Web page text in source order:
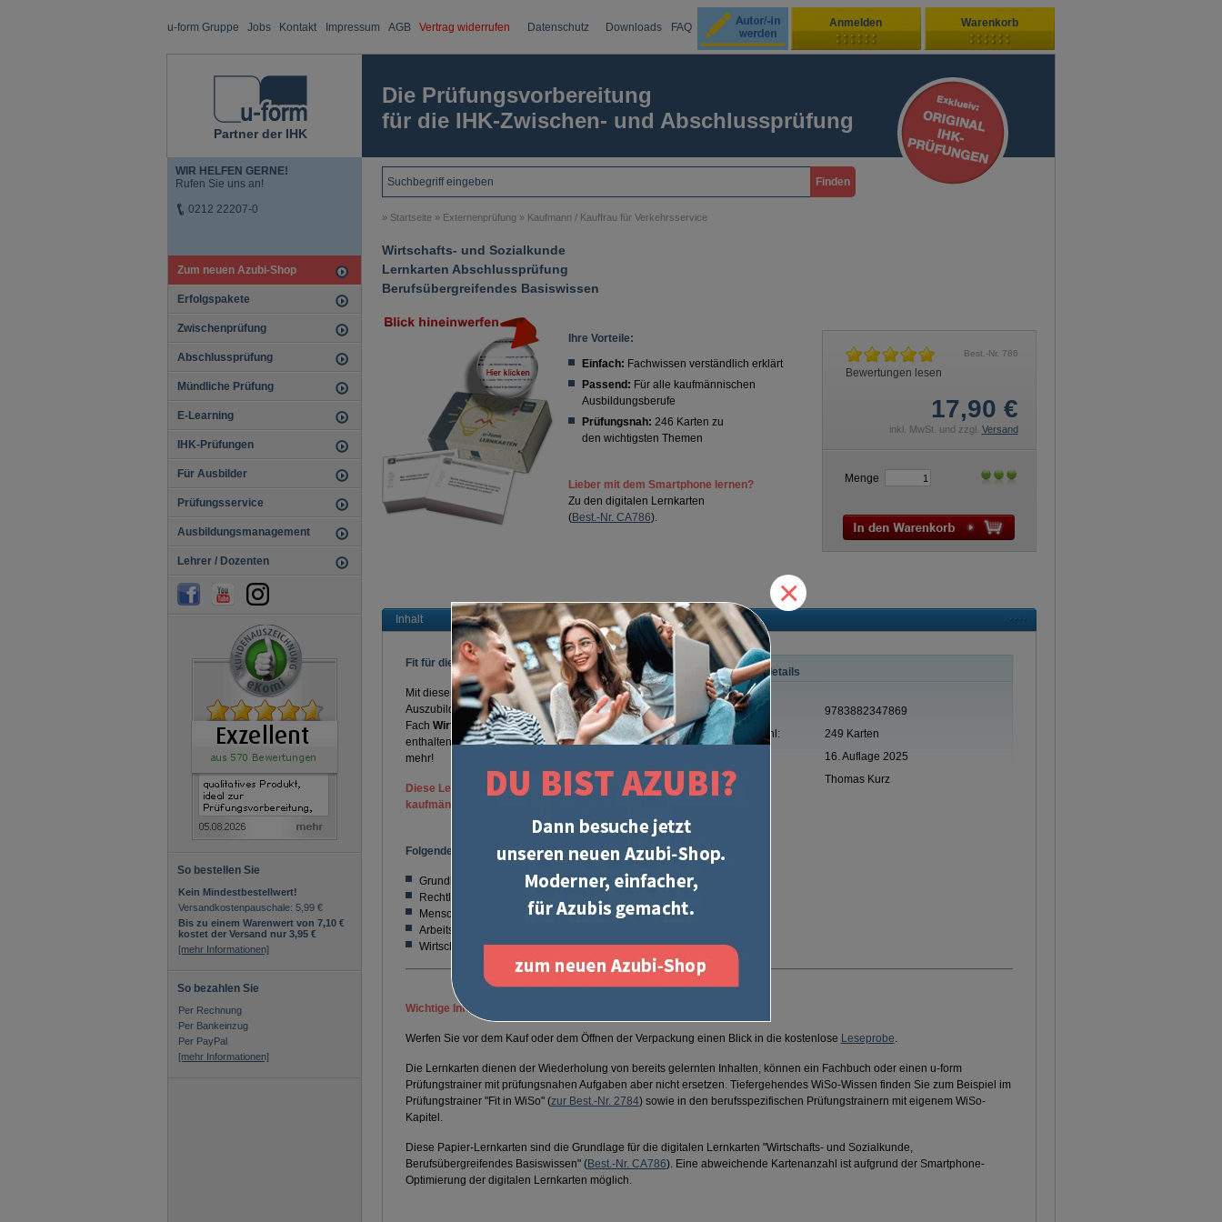
u-form Gruppe Jobs Kontakt Impressum AGB Vertrag widerrufen Datenschutz Downloads FAQ Anmelden Warenkorb
Ihr Warenkorb ist leer
Sie sind Neukunde?
Partner der IHK
Die Prüfungsvorbereitung
für die IHK-Zwischen- und Abschlussprüfung
WIR HELFEN GERNE!
Rufen Sie uns an!
0212 22207-0
Zum neuen Azubi-Shop
Erfolgspakete
Zwischenprüfung
Abschlussprüfung
Mündliche Prüfung
E-Learning
IHK-Prüfungen
Für Ausbilder
Prüfungsservice
Ausbildungsmanagement
Lehrer / Dozenten
So bestellen Sie
Kein Mindestbestellwert!
Versandkostenpauschale: 5,99 €
Bis zu einem Warenwert von 7,10 €
kostet der Versand nur 3,95 €
[mehr Informationen]
So bezahlen Sie
Per Rechnung
Per Bankeinzug
Per PayPal
[mehr Informationen]
» Startseite » Externenprüfung » Kaufmann / Kauffrau für Verkehrsservice
Wirtschafts- und Sozialkunde
Lernkarten Abschlussprüfung
Berufsübergreifendes Basiswissen
Ihre Vorteile:
Einfach: Fachwissen verständlich erklärt
Passend: Für alle kaufmännischen
Ausbildungsberufe
Prüfungsnah: 246 Karten zu
den wichtigsten Themen
Lieber mit dem Smartphone lernen?
Zu den digitalen Lernkarten
(Best.-Nr. CA786).
Best.-Nr. 786
Bewertungen lesen
17,90 €
inkl. MwSt. und zzgl. Versand
Menge
Inhalt
Produktdetails
ISBN:
9783882347869
Seitenzahl:
249 Karten
16. Auflage 2025
Autor:
Thomas Kurz
Fit für die Prüfung!
Mit diesen 246 Lernkartenhaben sich schon viele
Auszubildendeerfolgreichauf ihreAbschlussprüfung
Fach Wirtschafts- und Sozialkundevorbereitet. Sie
enthalten wichtige Begriffe, Definitionen, Formeln und vieles
mehr!
Diese Lernkarten sind für alle kaufmännischen und
kaufmännisch-verwandten Berufe geeignet.
Folgende Themen werden abgedeckt:
Grundlagen des Wirtschaftens
Rechtliche Rahmenbedingungen des Wirtschaftens
Menschliche Arbeit im Betrieb
Arbeitssicherheit, Gesundheits- und Umweltschutz
Wirtschaftsordnung und Wirtschaftspolitik
Wichtige Informationen:
Werfen Sie vor dem Kauf oder dem Öffnen der Verpackung einen Blick in die kostenlose Leseprobe.
Die Lernkarten dienen der Wiederholung von bereits gelernten Inhalten, können ein Fachbuch oder einen u-form
Prüfungstrainer mit prüfungsnahen Aufgaben aber nicht ersetzen. Tiefergehendes WiSo-Wissen finden Sie zum Beispiel im
Prüfungstrainer "Fit in WiSo" (zur Best.-Nr. 2784) sowie in den berufsspezifischen Prüfungstrainern mit eigenem WiSo-
Kapitel.
Diese Papier-Lernkarten sind die Grundlage für die digitalen Lernkarten "Wirtschafts- und Sozialkunde,
Berufsübergreifendes Basiswissen" (Best.-Nr. CA786). Eine abweichende Kartenanzahl ist aufgrund der Smartphone-
Optimierung der digitalen Lernkarten möglich.
×